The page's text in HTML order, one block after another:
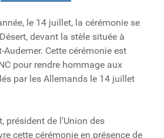
le 14 juillet, la cérémonie se
devant la stèle située à
Audemer. Cette cérémonie est
pour rendre hommage aux
par les Allemands le 14 juillet
président de l'Union des
cette cérémonie en présence de